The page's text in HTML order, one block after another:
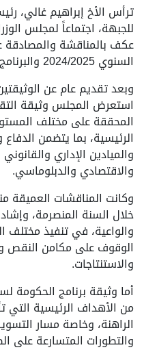
ترأس الأخ إبراهيم غالي،
عكف بالمناقشة والمصادقة
السنوي 2024/2025 والبرنامج السنوي 2025/2026.
وبعد تقديم عام عن
استعرض المجلس وثيقة
المحققة على مختلف
الرئيسية، بما يتضمن الدفاع
والميادين الإداري
والاقتصادي والدبلوماسي.
وكانت المناقشات العميقة
خلال السنة المنصرمة،
والواعية، في تنفيذ مختلف
الوقوف على مكامن النقص
والاستنتاجات.
من الأهداف الرئيسية التي
الراهنة، وخاصة مسار
والتطورات المتسارعة على